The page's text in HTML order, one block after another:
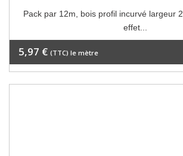
Pack par 12m, bois profil incurvé largeur
effet...
5,97 € (TTC) le mètre